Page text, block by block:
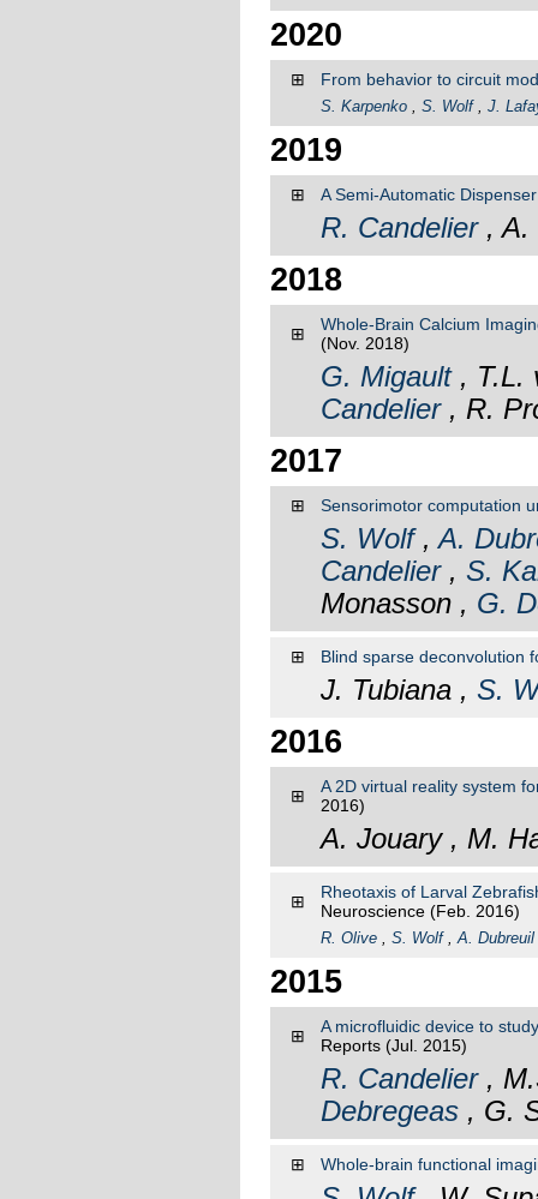
2020
⊞ From behavior to circuit
S. Karpenko S. Wolf, J.
2019
⊞ A Semi-Automatic
R. Candelier, A.
2018
⊞
Whole-Brain Calcium
(Nov. 2018)
G. Migault, T.L.
Candelier, R.
2017
⊞ Sensorimotor computation
S. Wolf,A.
Candelier, S.
Monasson , G.
⊞ Blind sparse deconvolution
J. Tubiana , S.
2016
⊞
A 2D virtual reality system
2016)
A. Jouary , M.
⊞
Rheotaxis of Larval
Neuroscience (Feb. 2016)
R. Olive S. Wolf, A. Dubreuil
2015
⊞
A microfluidic device to
Reports (Jul. 2015)
R. Candelier,
Debregeas , G.
⊞ Whole-brain functional